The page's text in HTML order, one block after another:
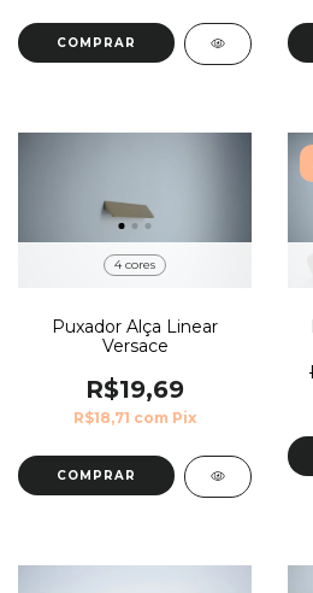
COMPRAR
4 cores
Puxador Alça Linear
Versace
R$19,69
R$18,71 com Pix
COMPRAR